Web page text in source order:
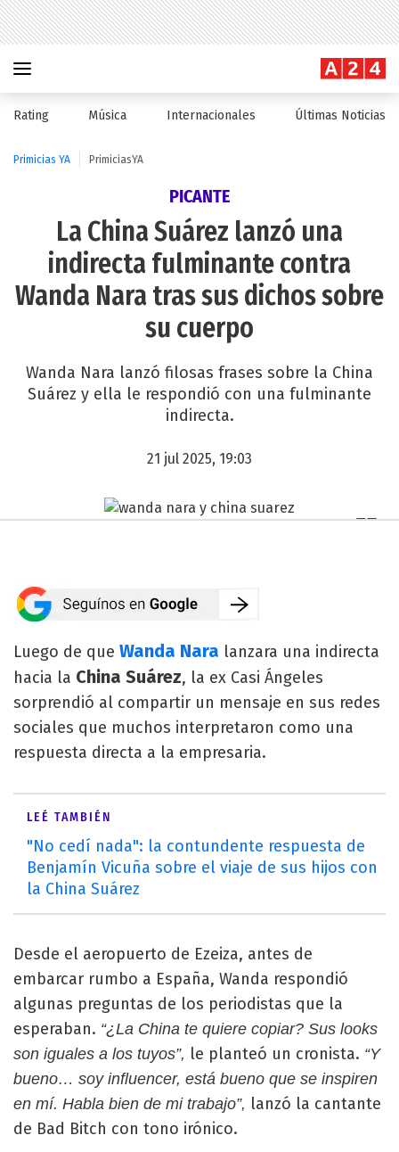
Rating Música Internacionales Últimas Noticias
Primicias YA PrimiciasYA
PICANTE
La China Suárez lanzó una
indirecta fulminante contra
Wanda Nara tras sus dichos sobre
su cuerpo
Wanda Nara lanzó filosas frases sobre la China
Suárez y ella le respondió con una fulminante
indirecta.
21 jul 2025, 19:03
Luego de que Wanda Nara lanzara una indirecta
hacia la China Suárez, la ex Casi Ángeles
sorprendió al compartir un mensaje en sus redes
sociales que muchos interpretaron como una
respuesta directa a la empresaria.
LEÉ TAMBIÉN
"No cedí nada": la contundente respuesta de
Benjamín Vicuña sobre el viaje de sus hijos con
la China Suárez
Desde el aeropuerto de Ezeiza, antes de
embarcar rumbo a España, Wanda respondió
algunas preguntas de los periodistas que la
esperaban. “¿La China te quiere copiar? Sus looks
son iguales a los tuyos”, le planteó un cronista. “Y
bueno… soy influencer, está bueno que se inspiren
en mí. Habla bien de mi trabajo”, lanzó la cantante
de Bad Bitch con tono irónico.